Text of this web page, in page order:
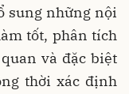
sung những nội
tốt, phân tích
và đặc biệt
thời xác định